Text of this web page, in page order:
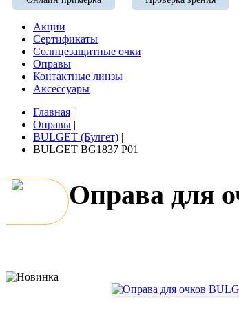
Акции
Сертификаты
Солнцезащитные очки
Оправы
Контактные линзы
Аксессуары
Главная |
Оправы |
BULGET (Булгет) |
BULGET BG1837 P01
Оправа для